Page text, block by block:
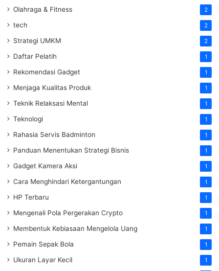
Olahraga & Fitness 2
tech 2
Strategi UMKM 2
Daftar Pelatih 1
Rekomendasi Gadget 1
Menjaga Kualitas Produk 1
Teknik Relaksasi Mental 1
Teknologi 1
Rahasia Servis Badminton 1
Panduan Menentukan Strategi Bisnis 1
Gadget Kamera Aksi 1
Cara Menghindari Ketergantungan 1
HP Terbaru 1
Mengenali Pola Pergerakan Crypto 1
Membentuk Kebiasaan Mengelola Uang 1
Pemain Sepak Bola 1
Ukuran Layar Kecil 1